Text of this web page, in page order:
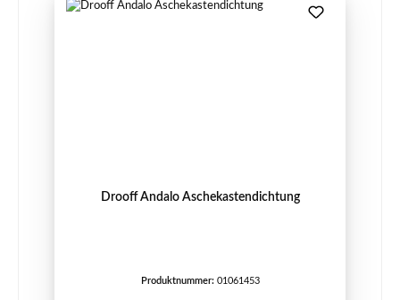
Drooff Andalo Aschekastendichtung
Produktnummer: 01061453